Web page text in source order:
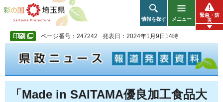
彩の国 埼玉県
情報を探す メニュー
緊急・防
災
ページ番号：247242 発表日：2024年1月9日14時
「Made in SAITAMA優良加工食品大